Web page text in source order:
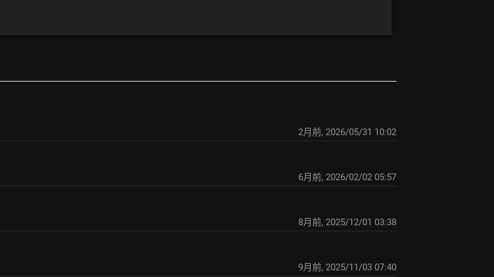
2月前, 2026/05/31 10:02
6月前, 2026/02/02 05:57
8月前, 2025/12/01 03:38
9月前, 2025/11/03 07:40